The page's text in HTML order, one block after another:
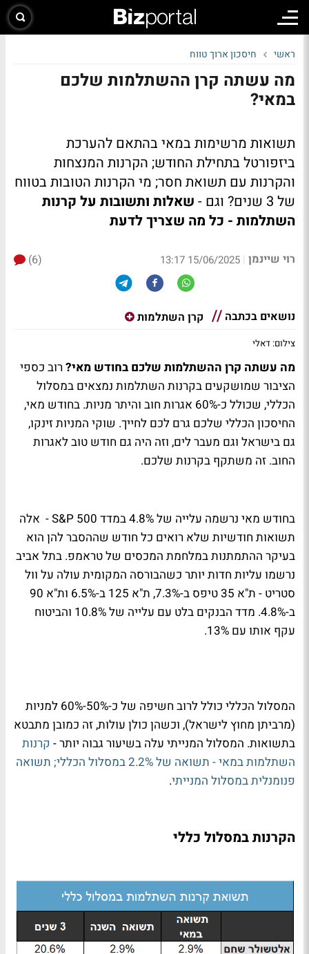
ראשי חיסכון ארוך טווח
מה עשתה קרן ההשתלמות שלכם
במאי?
תשואות מרשימות במאי בהתאם להערכת
ביזפורטל בתחילת החודש; הקרנות המנצחות
והקרנות עם תשואת חסר; מי הקרנות הטובות בטווח
של 3 שנים? וגם -
שאלות ותשובות על קרנות
השתלמות - כל מה שצריך לדעת
רוי שיינמן |
15/06/2025 13:17
(6)
נושאים בכתבה קרן השתלמות
צילום: דאלי
מה עשתה קרן ההשתלמות שלכם בחודש מאי? רוב כספי
הציבור שמושקעים בקרנות השתלמות נמצאים במסלול
הכללי, שכולל כ-60% אגרות חוב והיתר מניות. בחודש מאי,
החיסכון הכללי שלכם גרם לכם לחייך. שוקי המניות זינקו,
גם בישראל וגם מעבר לים, וזה היה גם חודש טוב לאגרות
החוב. זה משתקף בקרנות שלכם.
בחודש מאי נרשמה עלייה של 4.8% במדד S&P 500 - אלה
תשואות חודשיות שלא רואים כל חודש שההסבר להן הוא
בעיקר ההתמתנות במלחמת המכסים של טראמפ. בתל אביב
נרשמו עליות חדות יותר כשהבורסה המקומית עולה על וול
סטריט - ת"א 35 טיפס ב-7.3%, ת"א 125 ב-6.5% ות"א 90
ב-4.8%. מדד הבנקים בלט עם עלייה של 10.8% והביטוח
עקף אותו עם 13%.
המסלול הכללי כולל לרוב חשיפה של כ-50%-60% למניות
(מרביתן מחוץ לישראל), וכשהן כולן עולות, זה כמובן מתבטא
בתשואות. המסלול המנייתי עלה בשיעור גבוה יותר - קרנות
השתלמות במאי - תשואה של 2.2% במסלול הכללי; תשואה
פנומנלית במסלול המנייתי.
הקרנות במסלול כללי